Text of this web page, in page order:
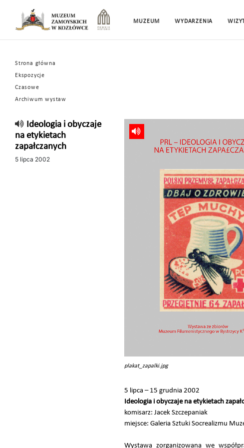
MUZEUM WYDARZENIA
Strona główna
Ekspozycje
Czasowe
Archiwum wystaw
Ideologia i obyczaje
na etykietach
zapałczanych
5 lipca 2002
plakat_zapalki.jpg
5 lipca – 15 grudnia 2002
Ideologia i obyczaje na etykietach
komisarz: Jacek Szczepaniak
miejsce: Galeria Sztuki Socrealizmu
Wystawa zorganizowana we